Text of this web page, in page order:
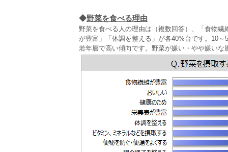
◆野菜を食べる理由
野菜を食べる人の理由は（複数回答）、「食物
が豊富」「体調を整える」が各40%台です。10
若年層で高い傾向です。野菜が嫌い・やや嫌い